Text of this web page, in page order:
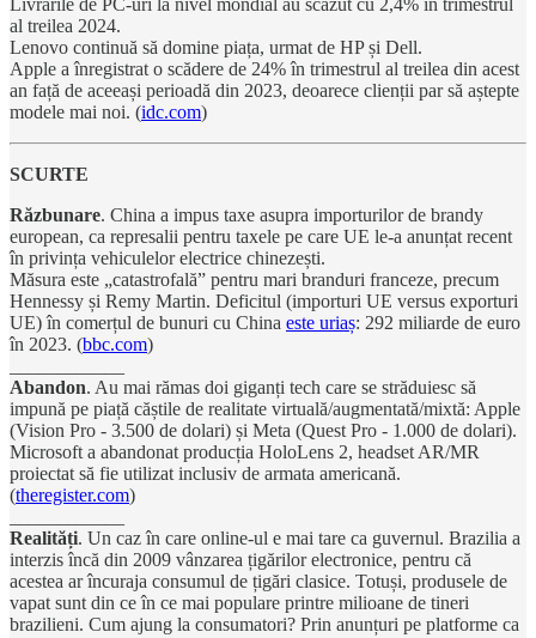
al treilea 2024.
Lenovo continuă să domine piața, urmat de HP și Dell.
Apple a înregistrat o scădere de 24% în trimestrul al treilea din acest
an față de aceeași perioadă din 2023, deoarece clienții par să aștepte
modele mai noi. (idc.com)
SCURTE
Răzbunare. China a impus taxe asupra importurilor de brandy
european, ca represalii pentru taxele pe care UE le-a anunțat recent
în privința vehiculelor electrice chinezești.
Măsura este „catastrofală” pentru mari branduri franceze, precum
Hennessy și Remy Martin. Deficitul (importuri UE versus exporturi
UE) în comerțul de bunuri cu China este uriaș: 292 miliarde de euro
în 2023. (bbc.com)
Abandon. Au mai rămas doi giganți tech care se străduiesc să
impună pe piață căștile de realitate virtuală/augmentată/mixtă: Apple
(Vision Pro - 3.500 de dolari) și Meta (Quest Pro - 1.000 de dolari).
Microsoft a abandonat producția HoloLens 2, headset AR/MR
proiectat să fie utilizat inclusiv de armata americană.
(theregister.com)
Realități. Un caz în care online-ul e mai tare ca guvernul. Brazilia a
interzis încă din 2009 vânzarea țigărilor electronice, pentru că
acestea ar încuraja consumul de țigări clasice. Totuși, produsele de
vapat sunt din ce în ce mai populare printre milioane de tineri
brazilieni. Cum ajung la consumatori? Prin anunțuri pe platforme ca